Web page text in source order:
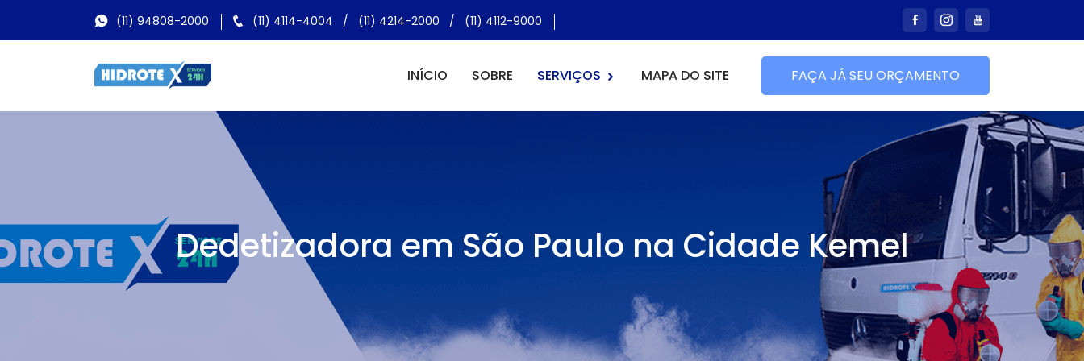
(11) 94808-2000 (11) 4114-4004 / (11) 4214-2000 / (11) 4112-9000
INÍCIO SOBRE SERVIÇOS MAPA DO SITE FAÇA JÁ SEU ORÇAMENTO
Dedetizadora em São Paulo na Cidade Kemel